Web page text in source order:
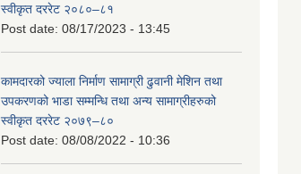
स्वीकृत दररेट २०८०–८१
Post date: 08/17/2023 - 13:45
कामदारको ज्याला निर्माण सामाग्री ढुवानी मेशिन तथा
उपकरणको भाडा सम्मन्धि तथा अन्य सामाग्रीहरुको
स्वीकृत दररेट २०७९–८०
Post date: 08/08/2022 - 10:36